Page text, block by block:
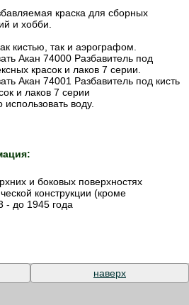
краска для сборных
и хобби.
кистью, так и аэрографом.
Акан 74000 Разбавитель под
красок и лаков 7 серии.
Акан 74001 Разбавитель под кисть
и лаков 7 серии
воду.
и боковых поверхностях
конструкции (кроме
- до 1945 года
наверх